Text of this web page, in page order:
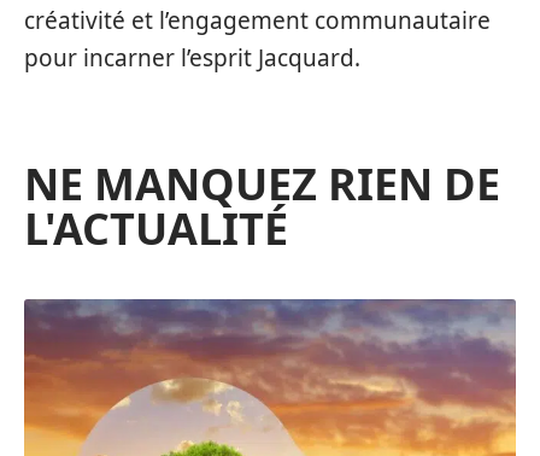
créativité et l’engagement communautaire
pour incarner l’esprit Jacquard.
NE MANQUEZ RIEN DE
L'ACTUALITÉ